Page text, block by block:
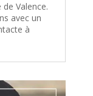
Valence.
avec un
à